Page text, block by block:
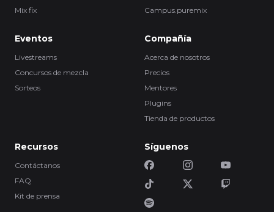
Mix fix
Campus.puremix
Eventos
Livestreams
Concursos de mezcla
Sorteos
Compañía
Acerca de nosotros
Precios
Mentores
Plugins
Tienda de productos
Recursos
Contáctanos
FAQ
Kit de prensa
Síguenos